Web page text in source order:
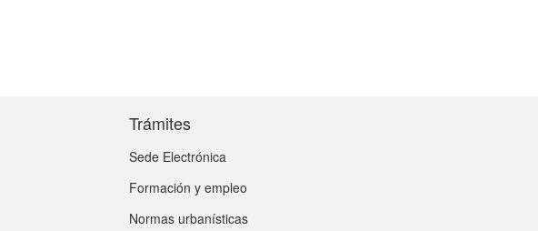
Trámites
Sede Electrónica
Formación y empleo
Normas urbanísticas